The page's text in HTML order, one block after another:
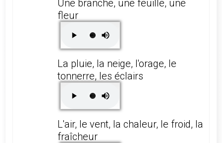
Une branche, une feuille, une
fleur
La pluie, la neige, l'orage, le
tonnerre, les éclairs
L'air, le vent, la chaleur, le froid, la
fraîcheur